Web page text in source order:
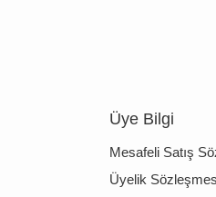
Üye Bilgi
Mesafeli Satış
Üyelik